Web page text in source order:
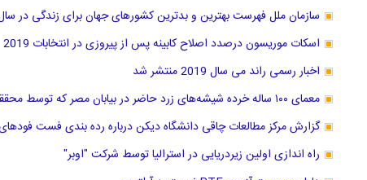
سازمان ملل فهرست بهترین و بدترین کشور‌های جهان برای زندگی در سال 2019 منتشر
اسکات موریسون درصدد اصلاح کابینه پس از پیروزی در انتخابات 2019
اخبار رسمی راند می سال 2019 منتشر شد
معمای ۱۰۰ ساله خرده شیشه‌های زرد حاضر در بیابان مصر که توسط محققان استرالیا حل شد
گزارش مرکز مطالعات چاقی دانشگاه دیکن درباره رده بندی فست فودهای
راه اندازی اولین زیردریایی در استرالیا توسط شرکت "اوبر"